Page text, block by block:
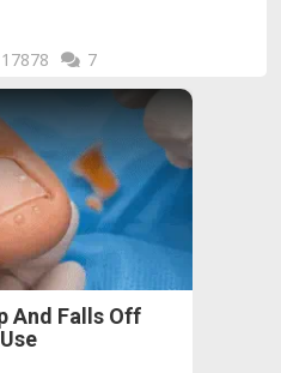
17878 7
And Falls Off